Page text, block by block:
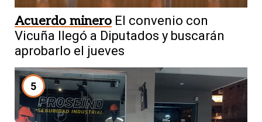
Acuerdo minero El convenio con
Vicuña llegó a Diputados y buscarán
aprobarlo el jueves
5